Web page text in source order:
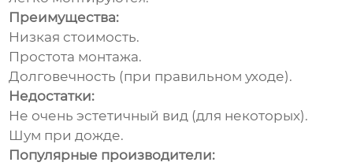
Преимущества:
Низкая стоимость.
Простота монтажа.
Долговечность (при правильном уходе).
Недостатки:
Не очень эстетичный вид (для некоторых).
Шум при дожде.
Популярные производители: